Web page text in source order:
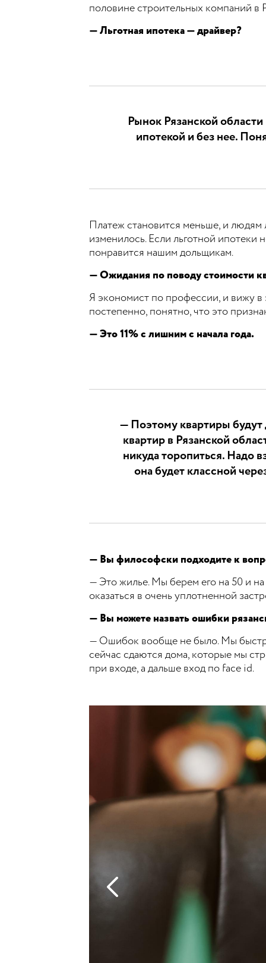
половине строительных компаний в
— Льготная ипотека — драйвер?
Рынок Рязанской
ипотекой и без нее.
Платеж становится меньше, и
изменилось. Если льготной ипотеки
понравится нашим дольщикам.
— Ожидания по поводу стоимости
Я экономист по профессии, и вижу в
постепенно, понятно, что это
— Это 11% с лишним с начала года.
— Поэтому квартиры
квартир в Рязанской
никуда торопиться. Надо
она будет классной
— Вы философски подходите к
— Это жилье. Мы берем его на 50 и
оказаться в очень уплотненной
— Вы можете назвать ошибки
— Ошибок вообще не было. Мы
сейчас сдаются дома, которые мы
при входе, а дальше вход по face id.